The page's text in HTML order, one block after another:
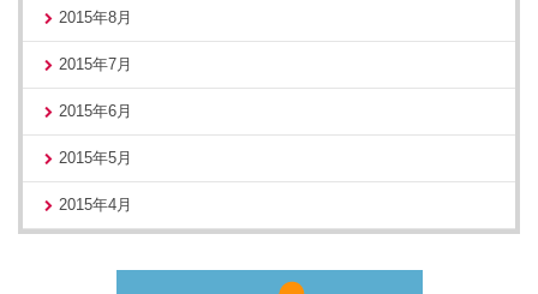
2015年8月
2015年7月
2015年6月
2015年5月
2015年4月